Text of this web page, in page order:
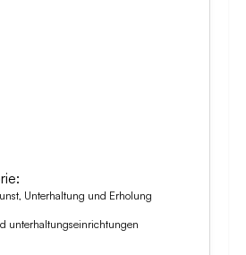
:
Unterhaltung und Erholung
unterhaltungseinrichtungen